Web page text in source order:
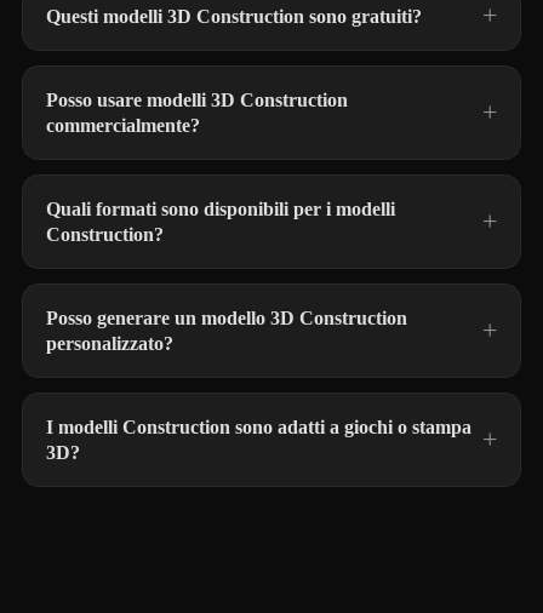
Questi modelli 3D Construction sono gratuiti?
Posso usare modelli 3D Construction
commercialmente?
Quali formati sono disponibili per i modelli
Construction?
Posso generare un modello 3D Construction
personalizzato?
I modelli Construction sono adatti a giochi o stampa
3D?